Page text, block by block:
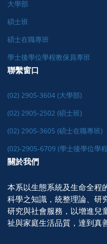
大學部
碩士班
碩士在職專班
學士後學位學程教保員專班
聯繫窗口
(02) 2905-3604 (大學部)
(02) 2905-2502 (碩士班)
(02) 2905-3605 (碩士在職專班)
(02)-2905-6709 (學士後學位學
關於我們
本系以生態系統及生命全程
科學之知識，統整理論、研
研究與社會服務，以增進兒
祉與家庭生活品質，達到真